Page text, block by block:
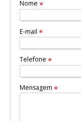
Nome *
E-mail *
Telefone *
Mensagem *